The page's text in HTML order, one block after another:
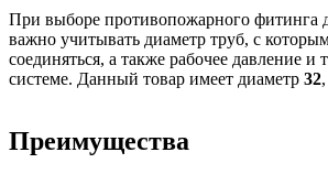
При выборе противопожарного фитинга
важно учитывать диаметр труб, с
соединяться, а также рабочее давление и
системе. Данный товар имеет диаметр 32
Преимущества